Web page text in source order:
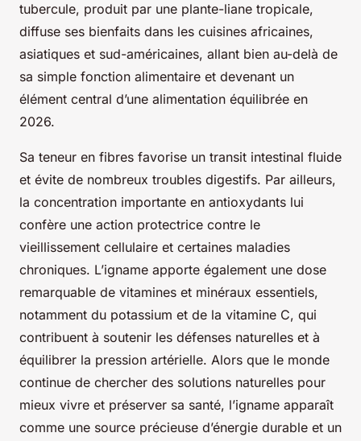
tubercule, produit par une plante-liane tropicale,
diffuse ses bienfaits dans les cuisines africaines,
asiatiques et sud-américaines, allant bien au-delà de
sa simple fonction alimentaire et devenant un
élément central d’une alimentation équilibrée en
2026.
Sa teneur en fibres favorise un transit intestinal fluide
et évite de nombreux troubles digestifs. Par ailleurs,
la concentration importante en antioxydants lui
confère une action protectrice contre le
vieillissement cellulaire et certaines maladies
chroniques. L’igname apporte également une dose
remarquable de vitamines et minéraux essentiels,
notamment du potassium et de la vitamine C, qui
contribuent à soutenir les défenses naturelles et à
équilibrer la pression artérielle. Alors que le monde
continue de chercher des solutions naturelles pour
mieux vivre et préserver sa santé, l’igname apparaît
comme une source précieuse d’énergie durable et un